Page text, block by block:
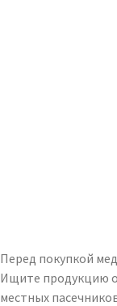
Перед покупкой
Ищите продукцию
местных